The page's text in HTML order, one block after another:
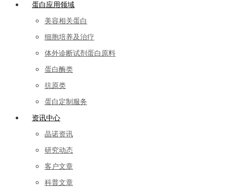
蛋白应用领域
美容相关蛋白
细胞培养及治疗
体外诊断试剂蛋白原料
蛋白酶类
抗原类
蛋白定制服务
资讯中心
晶诺资讯
研究动态
客户文章
科普文章